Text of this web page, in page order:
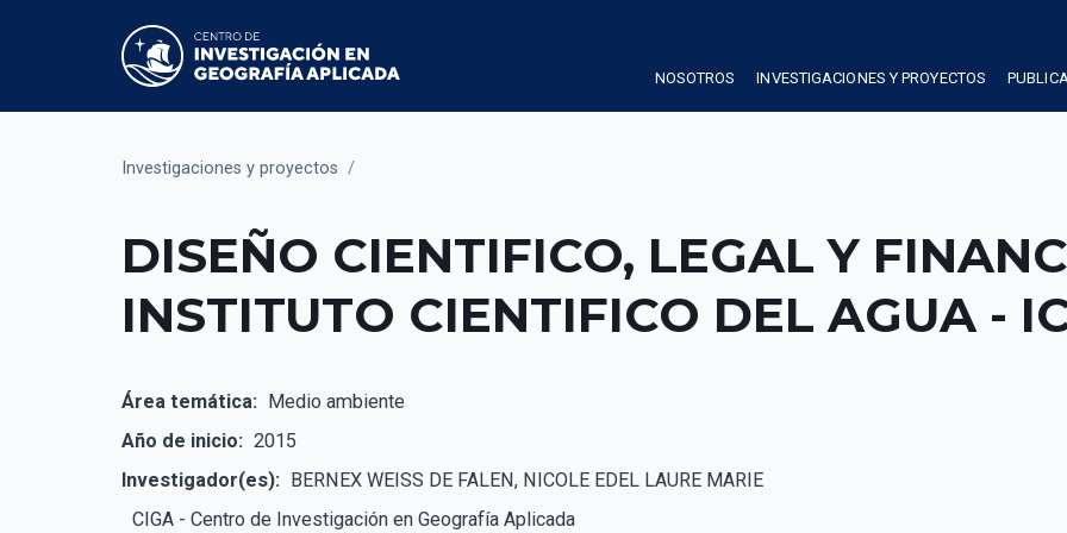
NOSOTROS INVESTIGACIONES Y PROYECTOS
Investigaciones y proyectos /
DISEÑO CIENTIFICO, LEGAL Y
INSTITUTO CIENTIFICO DEL AGUA -
Área temática: Medio ambiente
Año de inicio: 2015
Investigador(es): BERNEX WEISS DE FALEN, NICOLE EDEL LAURE MARIE
CIGA - Centro de Investigación en Geografía Aplicada